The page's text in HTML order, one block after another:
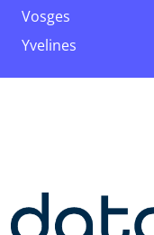
Vosges
Yvelines